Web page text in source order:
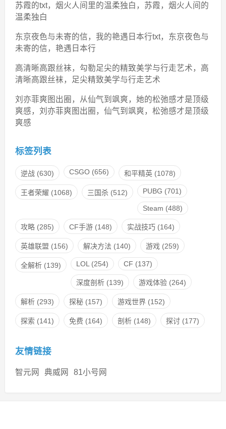
苏霞的txt，烟火人间里的温柔独白，苏霞，烟火人间的
温柔独白
东京夜色与未寄的信，我的艳遇日本行txt，东京夜色与
未寄的信，艳遇日本行
高清晰高跟丝袜，勾勒足尖的精致美学与行走艺术，高
清晰高跟丝袜，足尖精致美学与行走艺术
刘亦菲爽图出圈，从仙气到飒爽，她的松弛感才是顶级
爽感，刘亦菲爽图出圈，仙气到飒爽，松弛感才是顶级
爽感
标签列表
逆战(630) CSGO(656) 和平精英(1078)
王者荣耀 (1068) 三国杀(512) PUBG (701)
Steam (488)
攻略(285) CF手游(148) 实战技巧(164)
英雄联盟 (156) 解决方法 (140) 游戏(259)
全解析(139) LOL(254) CF (137)
深度剖析(139) 游戏体验(264)
解析(293) 探秘(157) 游戏世界(152)
探索 (141) 免费 (164) 剖析(148) 探讨(177)
友情链接
智元网 典威网 81小号网